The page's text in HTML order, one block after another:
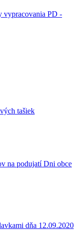
vypracovania PD -
tašiek
na podujatí Dni obce
dňa 12.09.2020